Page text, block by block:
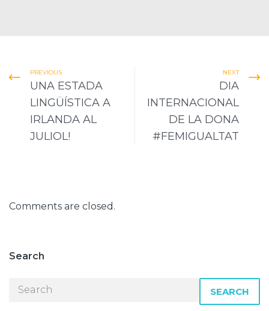
PREVIOUS
UNA ESTADA
LINGÜÍSTICA A
IRLANDA AL
JULIOL!
NEXT
DIA
INTERNACIONAL
DE LA DONA
#FEMIGUALTAT
Comments are closed.
Search
SEARCH